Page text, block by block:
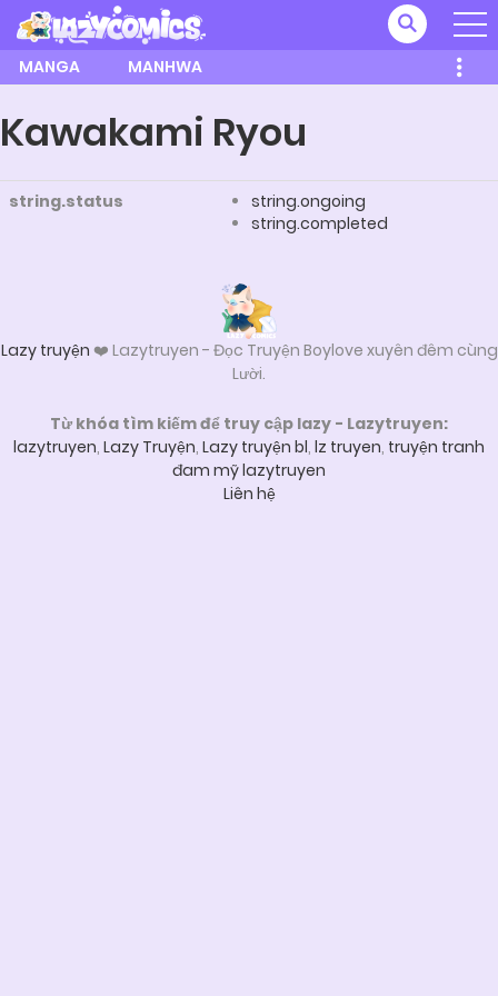
MANGA MANHWA
Kawakami Ryou
string.status
string.ongoing
string.completed
Lazy truyện ❤️ Lazytruyen - Đọc Truyện Boylove xuyên đêm cùng
Lười.
Từ khóa tìm kiếm để truy cập lazy - Lazytruyen:
lazytruyen, Lazy Truyện, Lazy truyện bl, lz truyen, truyện tranh
đam mỹ lazytruyen
Liên hệ